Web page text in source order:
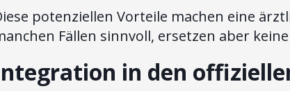
potenziellen Vorteile machen eine
Fällen sinnvoll, ersetzen aber
in den